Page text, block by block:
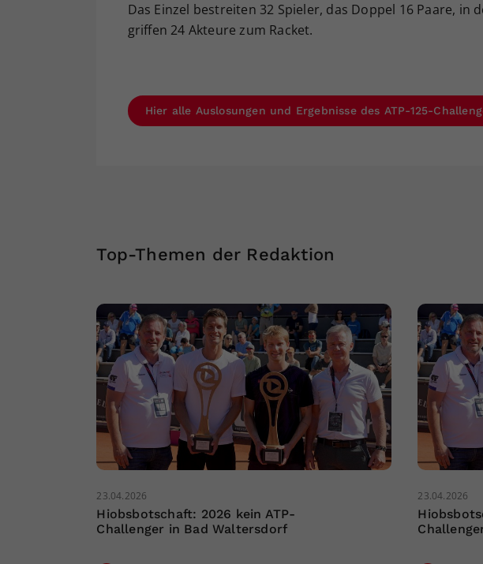
Das Einzel bestreiten 32 Spieler, das Doppel 16 Paare, in
griffen 24 Akteure zum Racket.
Hier alle Auslosungen und Ergebnisse des ATP-125-
Top-Themen der Redaktion
23.04.2026
Hiobsbotschaft: 2026 kein ATP-
Challenger in Bad Waltersdorf
23.04.2026